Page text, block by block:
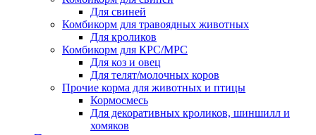
Для свиней
Комбикорм для травоядных животных
Для кроликов
Комбикорм для КРС/МРС
Для коз и овец
Для телят/молочных коров
Прочие корма для животных и птицы
Кормосмесь
Для декоративных кроликов, шиншилл и
хомяков